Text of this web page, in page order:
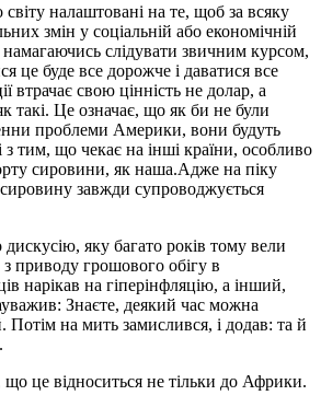
світу налаштовані на те, щоб за всяку
змін у соціальній або економічній
слідувати звичним курсом,
це буде все дорожче і даватися все
втрачає свою цінність не долар, а
такі. Це означає, що як би не були
проблеми Америки, вони будуть
з тим, що чекає на інші країни, особливо
сировини, як наша.Адже на піку
завжди супроводжується
яку багато років тому вели
з приводу грошового обігу в
нарікав на гіперінфляцію, а інший,
Знаєте, деякий час можна
Потім на мить замислився, і додав: та й
що це відноситься не тільки до Африки.